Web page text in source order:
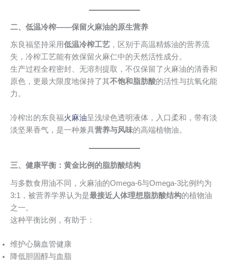
二、低温冷榨——保留火麻油的原生营养
东良福坚持采用低温冷榨工艺 ，区别于高温精炼油的营养流
失，冷榨工艺能有效保留火麻仁中的天然活性成分。
生产过程全程密封、无溶剂提取，不仅保留了火麻油的清香和
原色，更最大限度地保持了其不饱和脂肪酸的活性与抗氧化能
力。
冷榨出的东良福火麻油呈浅绿色透明液体，入口柔和，带有淡
淡坚果香气，是一种兼具营养与风味的高端植物油。
三、健康平衡：黄金比例的脂肪酸结构
与多数食用油不同，火麻油的Omega-6与Omega-3比例约为
3:1，被营养学界认为是最接近人体理想脂肪酸结构的植物油
之一。
这种平衡比例，有助于：
维护心脑血管健康
降低胆固醇与血脂